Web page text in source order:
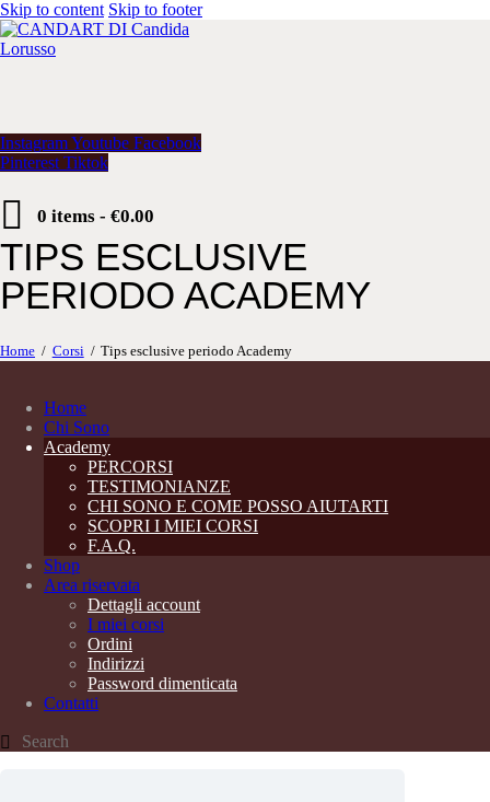
Skip to content Skip to footer
InstagramYoutube Facebook
Pinterest Tiktok
0 items - €0.00
TIPS ESCLUSIVE
PERIODO ACADEMY
Home Corsi Tips esclusive periodo Academy
Home
Chi Sono
Academy
PERCORSI
TESTIMONIANZE
CHI SONO E COME POSSO AIUTARTI
SCOPRI I MIEI CORSI
F.A.Q.
Shop
Area riservata
Dettagli account
I miei corsi
Ordini
Indirizzi
Password dimenticata
Contatti